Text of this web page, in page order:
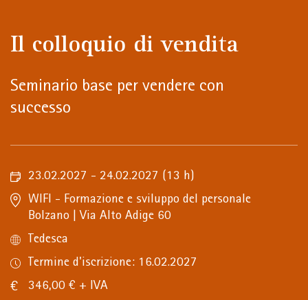
Il colloquio di vendita
Seminario base per vendere con
successo
23.02.2027 - 24.02.2027 (13 h)
WIFI - Formazione e sviluppo del personale
Bolzano | Via Alto Adige 60
Tedesca
Termine d'iscrizione: 16.02.2027
346,00 € + IVA